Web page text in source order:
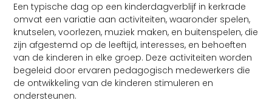
Een typische dag op een kinderdagverblijf in kerkrade
omvat een variatie aan activiteiten, waaronder spelen,
knutselen, voorlezen, muziek maken, en buitenspelen, die
zijn afgestemd op de leeftijd, interesses, en behoeften
van de kinderen in elke groep. Deze activiteiten worden
begeleid door ervaren pedagogisch medewerkers die
de ontwikkeling van de kinderen stimuleren en
ondersteunen.